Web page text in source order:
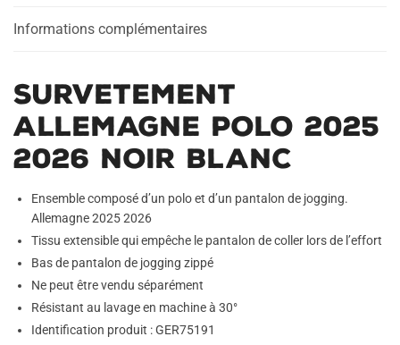
Informations complémentaires
Survetement
Allemagne Polo 2025
2026 Noir Blanc
Ensemble composé d’un polo et d’un pantalon de jogging.
Allemagne 2025 2026
Tissu extensible qui empêche le pantalon de coller lors de l’effort
Bas de pantalon de jogging zippé
Ne peut être vendu séparément
Résistant au lavage en machine à 30°
Identification produit : GER75191